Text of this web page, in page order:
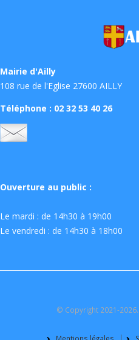
Mairie d'Ailly
108 rue de l'Eglise 27600 AILLY
Téléphone : 02 32 53 40 26
Ouverture au public :
Le mardi : de 14h30 à 19h00
Le vendredi : de 14h30 à 18h00
© Copyright 2021-